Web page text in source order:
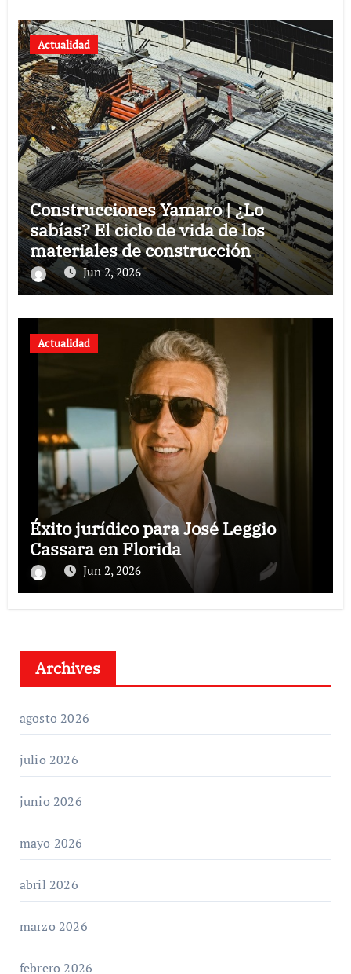
Actualidad
Construcciones Yamaro | ¿Lo
sabías? El ciclo de vida de los
materiales de construcción
revoluciona eficiencia en proyectos
modernos
Jun 2, 2026
Actualidad
Éxito jurídico para José Leggio
Cassara en Florida
Jun 2, 2026
Archives
agosto 2026
julio 2026
junio 2026
mayo 2026
abril 2026
marzo 2026
febrero 2026